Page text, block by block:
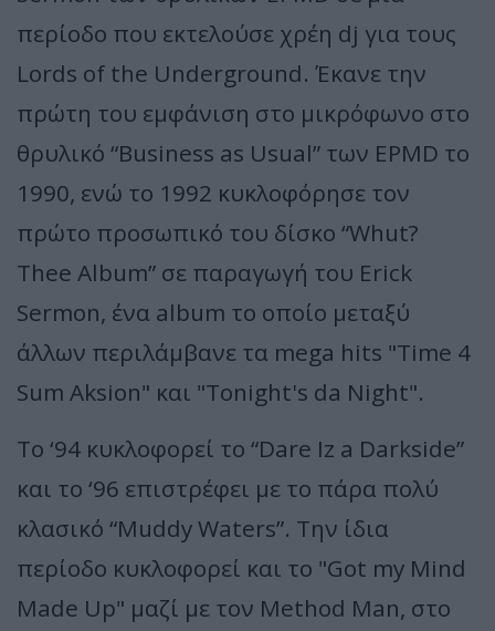
περίοδο που εκτελούσε χρέη dj για τους
Lords of the Underground. Έκανε την
πρώτη του εμφάνιση στο μικρόφωνο στο
θρυλικό “Business as Usual” των EPMD το
1990, ενώ το 1992 κυκλοφόρησε τον
πρώτο προσωπικό του δίσκο “Whut?
Thee Album” σε παραγωγή του Erick
Sermon, ένα album το οποίο μεταξύ
άλλων περιλάμβανε τα mega hits "Time 4
Sum Aksion" και "Tonight's da Night".
Το ‘94 κυκλοφορεί το “Dare Iz a Darkside”
και το ‘96 επιστρέφει με το πάρα πολύ
κλασικό “Muddy Waters”. Την ίδια
περίοδο κυκλοφορεί και το "Got my Mind
Made Up" μαζί με τον Method Man, στο